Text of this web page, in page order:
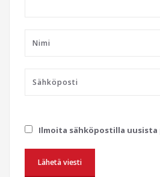
Ilmoita sähköpostilla